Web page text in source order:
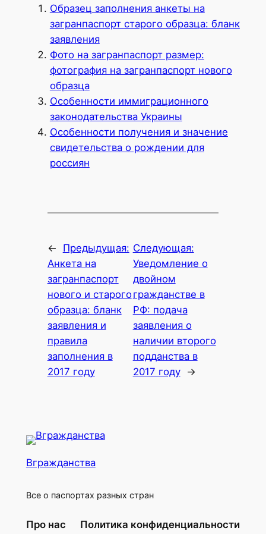
Образец заполнения анкеты на
загранпаспорт старого образца: бланк
заявления
Фото на загранпаспорт размер:
фотография на загранпаспорт нового
образца
Особенности иммиграционного
законодательства Украины
Особенности получения и значение
свидетельства о рождении для
россиян
←
Предыдущая:
Анкета на
загранпаспорт
нового и старого
образца: бланк
заявления и
правила
заполнения в
2017 году
Следующая:
Уведомление о
двойном
гражданстве в
РФ: подача
заявления о
наличии второго
подданства в
2017 году
→
Вгражданства
Все о паспортах разных стран
Про нас Политика конфиденциальности